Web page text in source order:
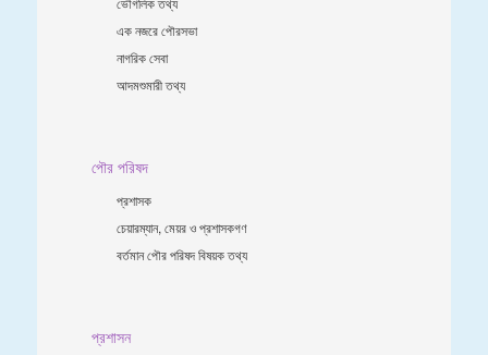
এক নজরে পৌরসভা
নাগরিক সেবা
আদমশুমারী তথ্য
পৌর পরিষদ
প্রশাসক
চেয়ারম্যান, মেয়র ও প্রশাসকগণ
বর্তমান পৌর পরিষদ বিষয়ক তথ্য
প্রশাসন